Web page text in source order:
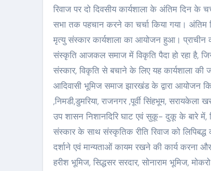
रिवाज पर दो दिवसीय कार्यशाला के अंतिम दिन
सभा तक पहचान करने का चर्चा किया गया। अंतिम
मृत्यु संस्कार कार्यशाला का आयोजन हुआ। प्राचीन
संस्कृति आजकल समाज में विकृति पैदा हो रहा है,
संस्कार, विकृति से बचाने के लिए यह कार्यशाला
आदिवासी भूमिज समाज झारखंड के द्वारा आयोजन
,निमडी,डुमरिया, राजनगर ,पूर्वी सिंहभूम,
उप शासन निशानदिरि घाट एवं सुकू- दुकू के बारे में,
संस्कार के साथ संस्कृतिक रीति रिवाज को
दर्शाने एवं मान्यताओं कायम रखने की कार्य करना
हरीश भूमिज, सिद्धसर सरदार, सोनाराम भूमिज,